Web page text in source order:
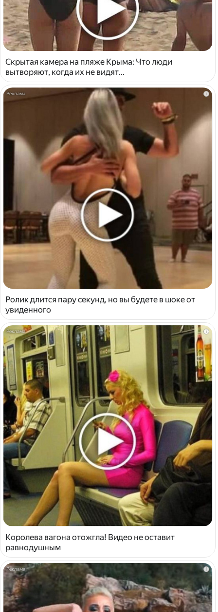
Скрытая камера на пляже Крыма: Что люди
вытворяют, когда их не видят...
i
Ролик длится пару секунд, но вы будете в шоке от
увиденного
i
Королева вагона отожгла! Видео не оставит
равнодушным
i